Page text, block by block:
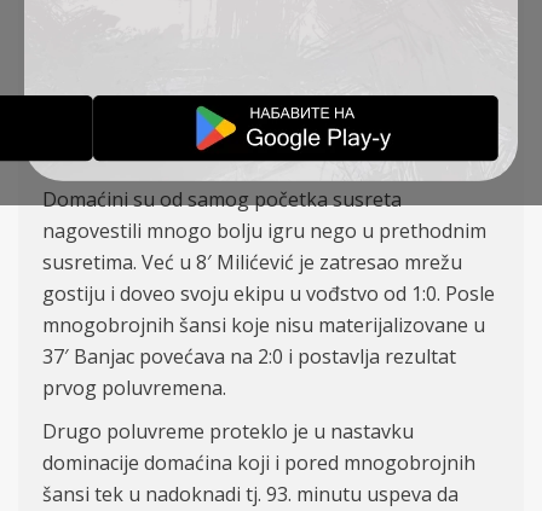
Đakovac), Lukić
U okviru 27. kola na stadionu kraj Tise ekipa TSC
dočekala je goste iz Šapca ekipu Mačve.
Domaćini su od samog početka susreta
nagovestili mnogo bolju igru nego u prethodnim
susretima. Već u 8′ Milićević je zatresao mrežu
gostiju i doveo svoju ekipu u vođstvo od 1:0. Posle
mnogobrojnih šansi koje nisu materijalizovane u
37′ Banjac povećava na 2:0 i postavlja rezultat
prvog poluvremena.
Drugo poluvreme proteklo je u nastavku
dominacije domaćina koji i pored mnogobrojnih
šansi tek u nadoknadi tj. 93. minutu uspeva da